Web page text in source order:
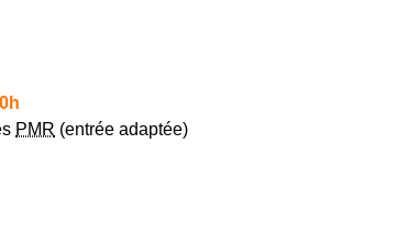
PMR (entrée adaptée)